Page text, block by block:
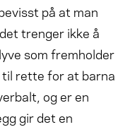
på at man
trenger ikke å
som fremholder
rette for at barna
og er en
gir det en